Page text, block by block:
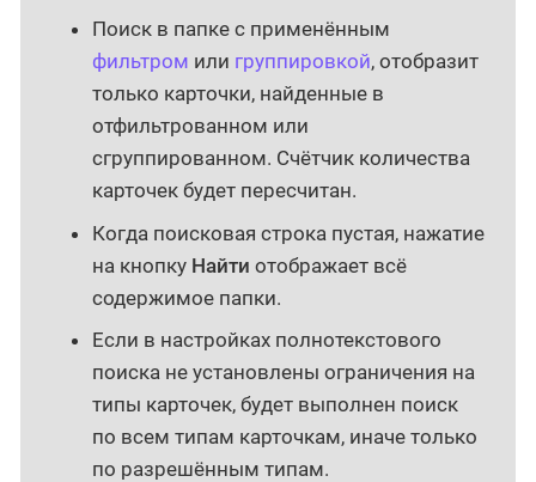
Поиск в папке с применённым
фильтром или группировкой, отобразит
только карточки, найденные в
отфильтрованном или
сгруппированном. Счётчик количества
карточек будет пересчитан.
Когда поисковая строка пустая, нажатие
на кнопку Найти отображает всё
содержимое папки.
Если в настройках полнотекстового
поиска не установлены ограничения на
типы карточек, будет выполнен поиск
по всем типам карточкам, иначе только
по разрешённым типам.